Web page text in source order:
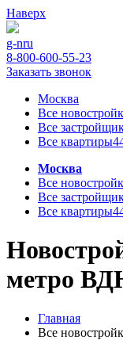
Наверх
g-nru
8-800-600-55-23
Заказать звонок
Москва
Все
Все
Все квартиры
Москва
Все
Все
Все квартиры
метро
Главная
Все